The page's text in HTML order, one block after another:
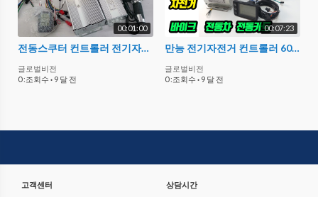
00:01:00
전동스쿠터 컨트롤러 전기자전거컨트롤러 전동차컨트롤러 만능컨트롤러 당진아재
글로벌비전
0 :조회수 · 9 달 전
00:07:23
만능 전기자전거 컨트롤러 60v2000w 1200w 1000w 전동차 킥보드 스쿠터 전동륜차 모터 컨트롤러
글로벌비전
0 :조회수 · 9 달 전
고객센터
상담시간